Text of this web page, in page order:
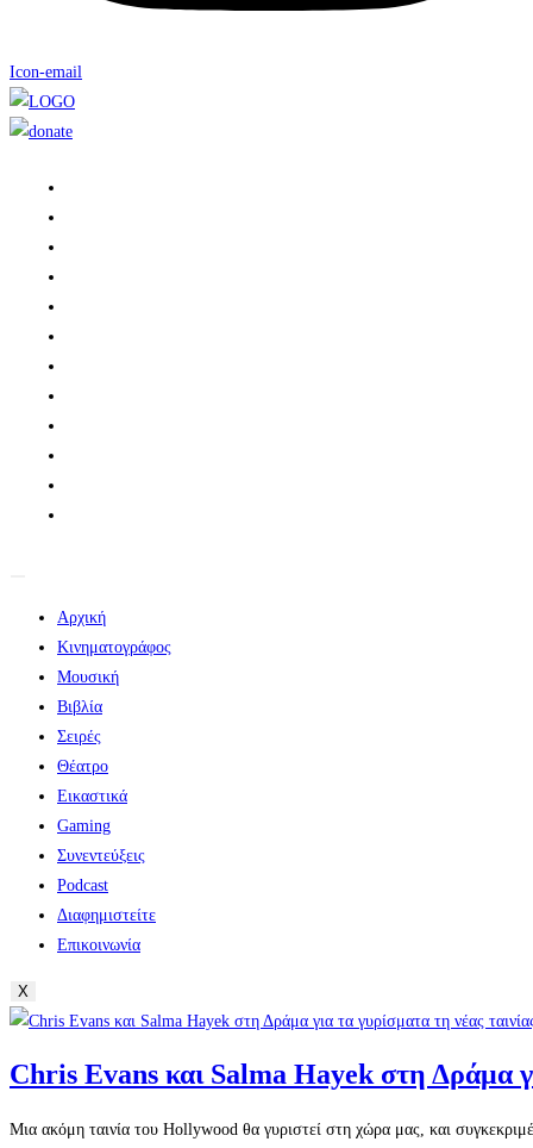
Icon-email
Αρχική
Κινηματογράφος
Μουσική
Βιβλία
Σειρές
Θέατρο
Εικαστικά
Gaming
Συνεντεύξεις
Podcast
Διαφημιστείτε
Επικοινωνία
X
Chris Evans και Salma Hayek στη Δράμα
Μια ακόμη ταινία του Hollywood θα γυριστεί στη χώρα μας, και